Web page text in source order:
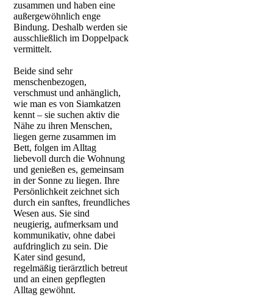
zusammen und haben eine
außergewöhnlich enge
Bindung. Deshalb werden sie
ausschließlich im Doppelpack
vermittelt.
Beide sind sehr
menschenbezogen,
verschmust und anhänglich,
wie man es von Siamkatzen
kennt – sie suchen aktiv die
Nähe zu ihren Menschen,
liegen gerne zusammen im
Bett, folgen im Alltag
liebevoll durch die Wohnung
und genießen es, gemeinsam
in der Sonne zu liegen. Ihre
Persönlichkeit zeichnet sich
durch ein sanftes, freundliches
Wesen aus. Sie sind
neugierig, aufmerksam und
kommunikativ, ohne dabei
aufdringlich zu sein. Die
Kater sind gesund,
regelmäßig tierärztlich betreut
und an einen gepflegten
Alltag gewöhnt.